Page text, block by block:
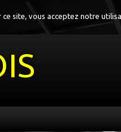
site, vous acceptez notre